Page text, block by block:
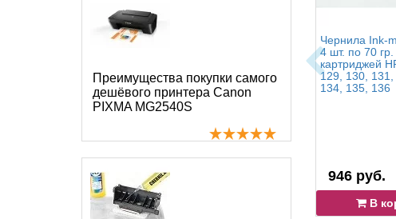
Преимущества покупки самого
дешёвого принтера Canon
PIXMA MG2540S
Чернила Ink-
4 шт. по 70
картриджей
129, 130, 131,
134, 135, 136
946 руб.
В